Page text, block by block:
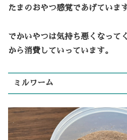
たまのおやつ感覚であげています
でかいやつは気持ち悪くなって
から消費していっています。
ミルワーム